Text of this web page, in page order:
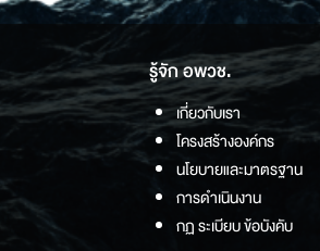
รู้จัก อพวช.
เกี่ยวกับเรา
โครงสร้างองค์กร
นโยบายและมาตรฐาน
การดำเนินงาน
กฏ ระเบียบ ข้อบังคับ